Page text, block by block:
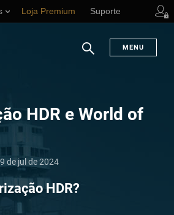
Loja Premium Suporte
MENU
HDR e World of
de jul de 2024
HDR?